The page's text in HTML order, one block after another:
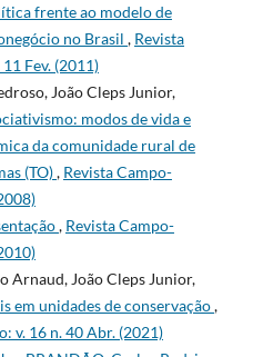
frente ao modelo de
no Brasil , Revista
Fev. (2011)
João Cleps Junior,
modos de vida e
da comunidade rural de
(TO), Revista Campo-
, Revista Campo-
Arnaud, João Cleps Junior,
unidades de conservação,
v. 16 n. 40 Abr. (2021)